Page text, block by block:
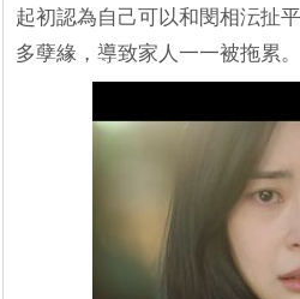
起初認為自己可以和閔相沄扯
多孽緣，導致家人一一被拖累。